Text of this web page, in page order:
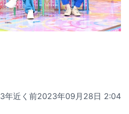
3年近く前2023年09月28日 2:04